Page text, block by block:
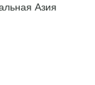
Азия